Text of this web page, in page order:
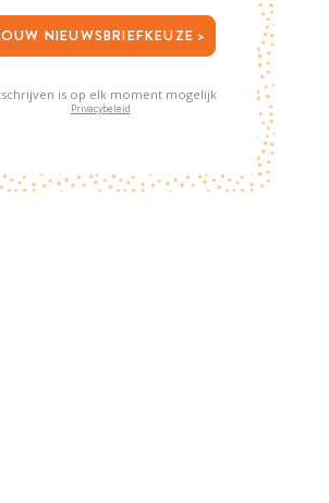
JOUW NIEUWSBRIEFKEUZE >
is op elk moment mogelijk
Privacybeleid